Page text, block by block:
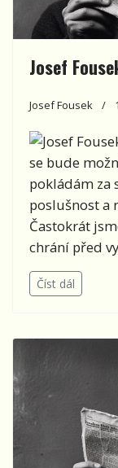
Josef
Josef Fousek
se bude
pokládám za
poslušnost a
Častokrát
chrání před
Číst dál